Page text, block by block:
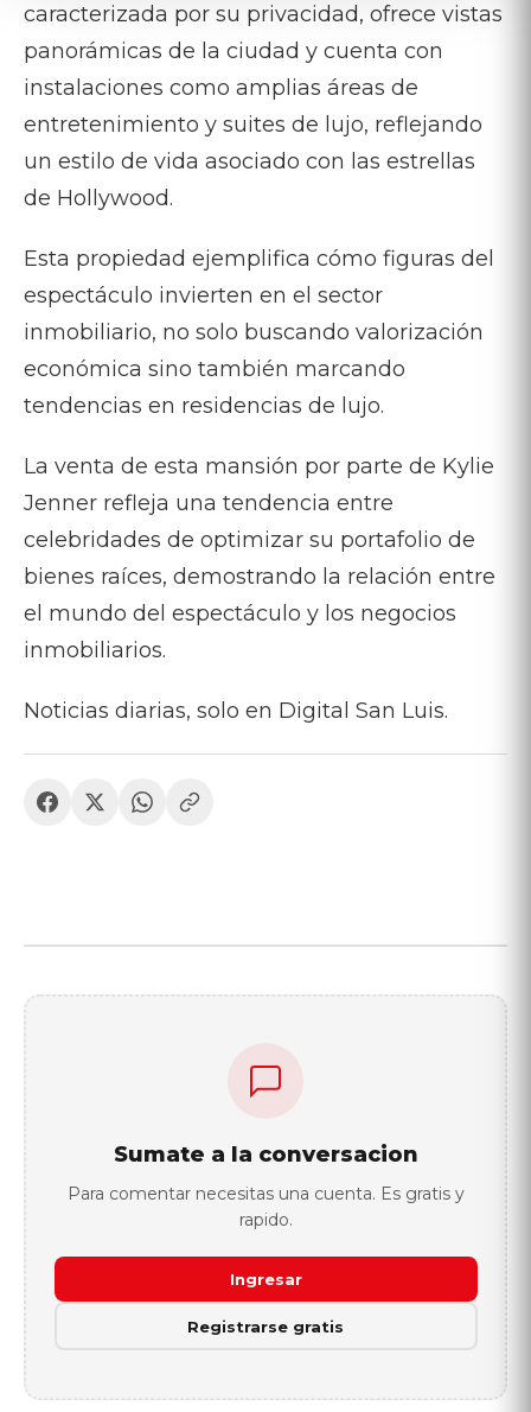
caracterizada por su privacidad, ofrece vistas
panorámicas de la ciudad y cuenta con
instalaciones como amplias áreas de
entretenimiento y suites de lujo, reflejando
un estilo de vida asociado con las estrellas
de Hollywood.
Esta propiedad ejemplifica cómo figuras del
espectáculo invierten en el sector
inmobiliario, no solo buscando valorización
económica sino también marcando
tendencias en residencias de lujo.
La venta de esta mansión por parte de Kylie
Jenner refleja una tendencia entre
celebridades de optimizar su portafolio de
bienes raíces, demostrando la relación entre
el mundo del espectáculo y los negocios
inmobiliarios.
Noticias diarias, solo en Digital San Luis.
Sumate a la conversacion
Para comentar necesitas una cuenta. Es gratis y
rapido.
Ingresar
Registrarse gratis